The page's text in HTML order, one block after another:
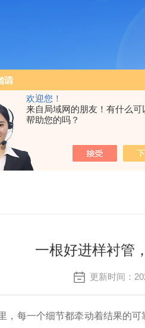
欢迎您！
来自局域网的朋友！有什么可
帮助您的吗？
采样手柄与采样套筒
一根好进样衬管
更新时间：
每一个细节都牵动着结果的可